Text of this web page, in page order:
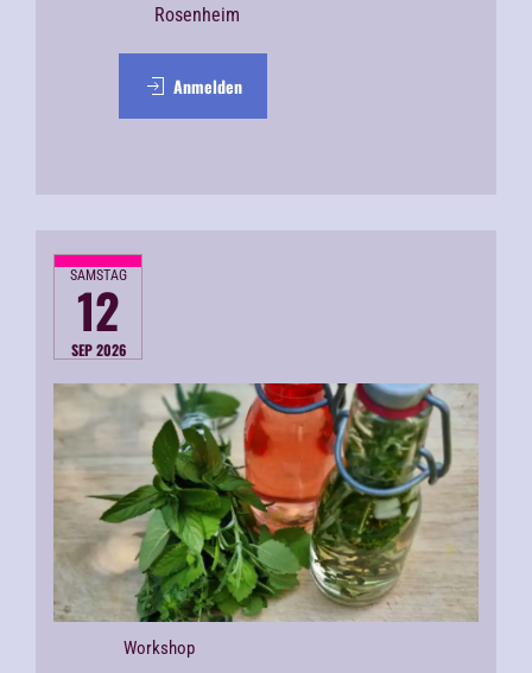
Rosenheim
Anmelden
SAMSTAG
12
SEP 2026
Workshop